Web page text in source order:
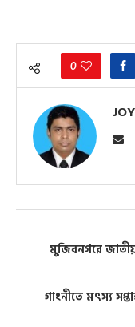
0
মুজিবনগরে
গাংনীতে মৎস্য